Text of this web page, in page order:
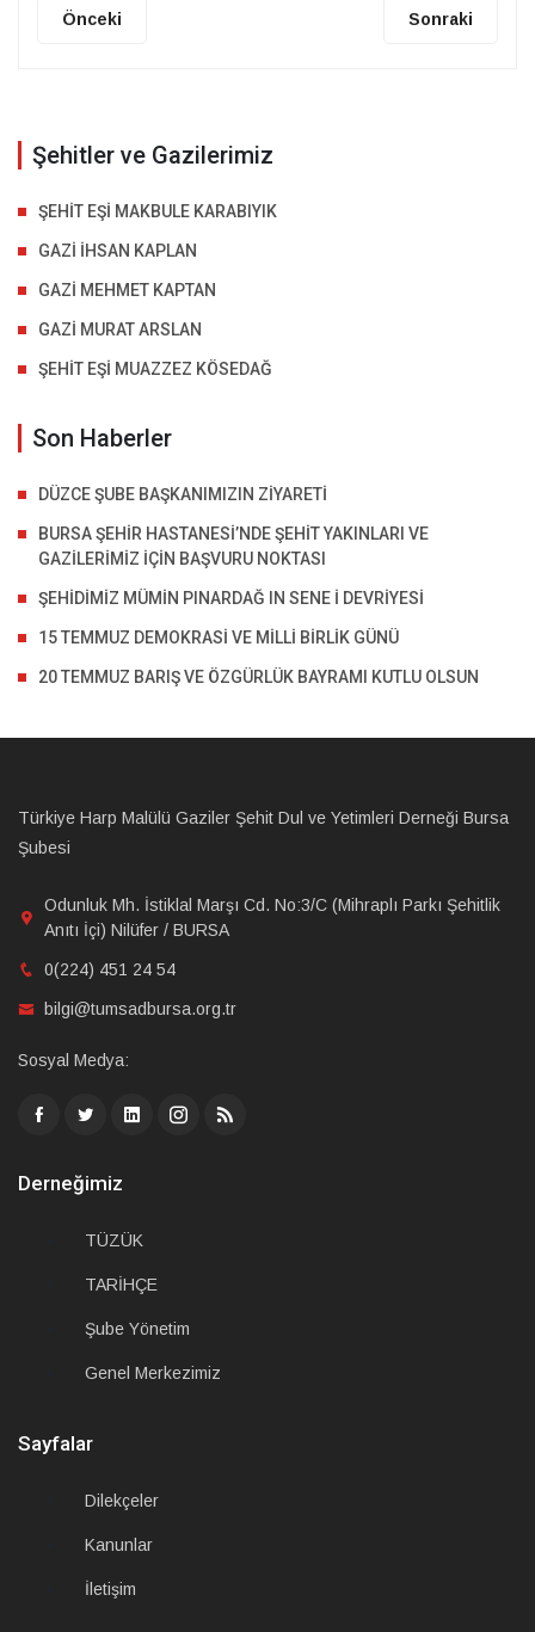
Önceki Sonraki
Şehitler ve Gazilerimiz
ŞEHİT EŞİ MAKBULE KARABIYIK
GAZİ İHSAN KAPLAN
GAZİ MEHMET KAPTAN
GAZİ MURAT ARSLAN
ŞEHİT EŞİ MUAZZEZ KÖSEDAĞ
Son Haberler
DÜZCE ŞUBE BAŞKANIMIZIN ZİYARETİ
BURSA ŞEHİR HASTANESİ’NDE ŞEHİT YAKINLARI VE
GAZİLERİMİZ İÇİN BAŞVURU NOKTASI
ŞEHİDİMİZ MÜMİN PINARDAĞ IN SENE İ DEVRİYESİ
15 TEMMUZ DEMOKRASİ VE MİLLİ BİRLİK GÜNÜ
20 TEMMUZ BARIŞ VE ÖZGÜRLÜK BAYRAMI KUTLU OLSUN
Türkiye Harp Malülü Gaziler Şehit Dul ve Yetimleri Derneği Bursa
Şubesi
Odunluk Mh. İstiklal Marşı Cd. No:3/C (Mihraplı Parkı Şehitlik
Anıtı İçi) Nilüfer / BURSA
0(224) 451 24 54
bilgi@tumsadbursa.org.tr
Sosyal Medya:
Derneğimiz
TÜZÜK
TARİHÇE
Şube Yönetim
Genel Merkezimiz
Sayfalar
Dilekçeler
Kanunlar
İletişim